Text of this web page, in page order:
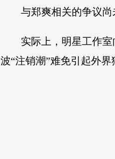
与郑爽相关的争议尚
实际上，明星工作
波“注销潮”难免引起外界